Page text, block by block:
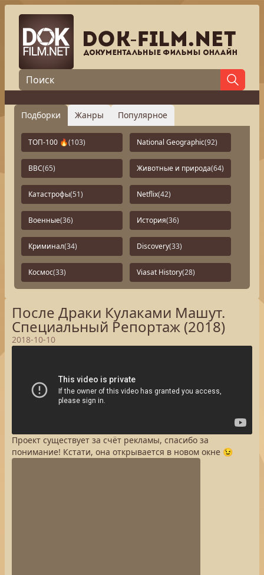
Подборки Жанры Популярное
ТОП-100 🔥(103) National Geographic(92)
BBC(65) Животные и природа(64)
Катастрофы(51) Netflix(42)
Военные(36) История(36)
Криминал(34) Discovery(33)
Космос(33) Viasat History(28)
После Драки Кулаками Машут.
Специальный Репортаж (2018)
2018-10-10
Проект существует за счёт рекламы, спасибо за
понимание! Кстати, она открывается в новом окне 😉